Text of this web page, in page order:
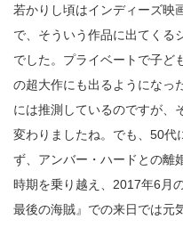
若かりし頃はインディーズ映
で、そういう作品に出てくる
でした。プライベートで子ど
の超大作にも出るようになっ
には推測しているのですが、
変わりましたね。でも、50代
ず、アンバー・ハードとの離
時期を乗り越え、2017年6月
最後の海賊』での来日では元